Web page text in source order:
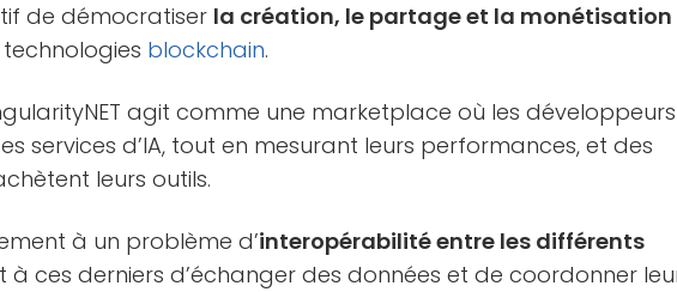
de démocratiser la création, le partage et la monétisation
blockchain.
agit comme une marketplace où les développeurs
services d’IA, tout en mesurant leurs performances, et des
leurs outils.
à un problème d’interopérabilité entre les différents
à ces derniers d’échanger des données et de coordonner